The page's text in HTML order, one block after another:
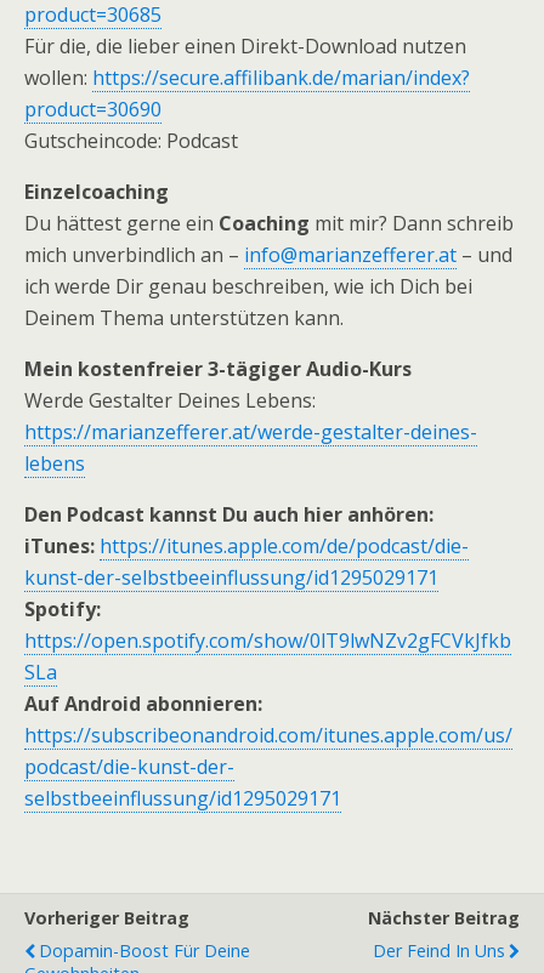
product=30685
Für die, die lieber einen Direkt-Download nutzen
wollen: https://secure.affilibank.de/marian/index?
product=30690
Gutscheincode: Podcast
Einzelcoaching
Du hättest gerne ein Coaching mit mir? Dann schreib
mich unverbindlich an – info@marianzefferer.at – und
ich werde Dir genau beschreiben, wie ich Dich bei
Deinem Thema unterstützen kann.
Mein kostenfreier 3-tägiger Audio-Kurs
Werde Gestalter Deines Lebens:
https://marianzefferer.at/werde-gestalter-deines-
lebens
Den Podcast kannst Du auch hier anhören:
iTunes: https://itunes.apple.com/de/podcast/die-
kunst-der-selbstbeeinflussung/id1295029171
Spotify:
https://open.spotify.com/show/0lT9lwNZv2gFCVkJfkb
SLa
Auf Android abonnieren:
https://subscribeonandroid.com/itunes.apple.com/us/
podcast/die-kunst-der-
selbstbeeinflussung/id1295029171
Vorheriger Beitrag
Dopamin-Boost Für Deine
Nächster Beitrag
Der Feind In Uns